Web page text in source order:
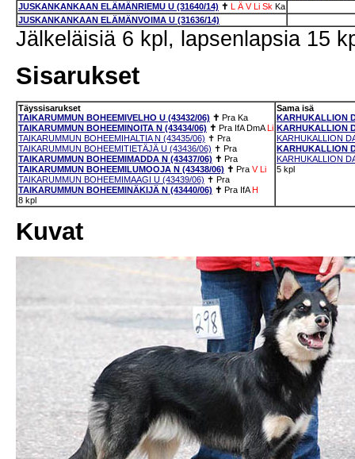
JUSKANKANKAAN ELÄMÄNRIEMU U (31640/14) ✝ Ä V Li Sk Ka
JUSKANKANKAAN ELÄMÄNVOIMA U (31636/14)
Jälkeläisiä 6 kpl, lapsenlapsia 15
Sisarukset
Täyssisarukset
TAIKARUMMUN BOHEEMIVELHO U (43432/06) ✝ Pra Ka
TAIKARUMMUN BOHEEMINOITA N (43434/06) ✝ Pra IfA DmA Li
TAIKARUMMUN BOHEEMIHALTIA N (43435/06) ✝ Pra
TAIKARUMMUN BOHEEMITIETÄJÄ U (43436/06) ✝ Pra
TAIKARUMMUN BOHEEMIMADDA N (43437/06) ✝ Pra
TAIKARUMMUN BOHEEMILUMOOJA N (43438/06) ✝ Pra V Li
TAIKARUMMUN BOHEEMIMAAGI U (43439/06) ✝ Pra
TAIKARUMMUN BOHEEMINÄKIJÄ N (43440/06) ✝ Pra IfA H
8 kpl
Sama isä
KARHUKALLION
KARHUKALLION
KARHUKALLION
KARHUKALLION
KARHUKALLION
5 kpl
Kuvat